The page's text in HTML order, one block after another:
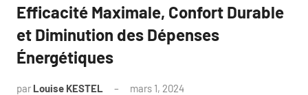
Efficacité Maximale, Confort Durable
et Diminution des Dépenses
Énergétiques
par Louise KESTEL mars 1, 2024